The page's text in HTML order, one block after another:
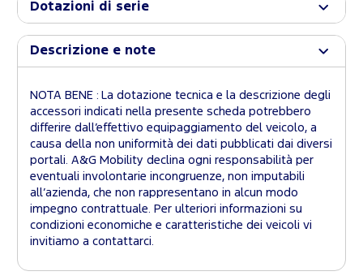
Dotazioni di serie
Descrizione e note
NOTA BENE : La dotazione tecnica e la descrizione degli
accessori indicati nella presente scheda potrebbero
differire dall’effettivo equipaggiamento del veicolo, a
causa della non uniformità dei dati pubblicati dai diversi
portali. A&G Mobility declina ogni responsabilità per
eventuali involontarie incongruenze, non imputabili
all’azienda, che non rappresentano in alcun modo
impegno contrattuale. Per ulteriori informazioni su
condizioni economiche e caratteristiche dei veicoli vi
invitiamo a contattarci.